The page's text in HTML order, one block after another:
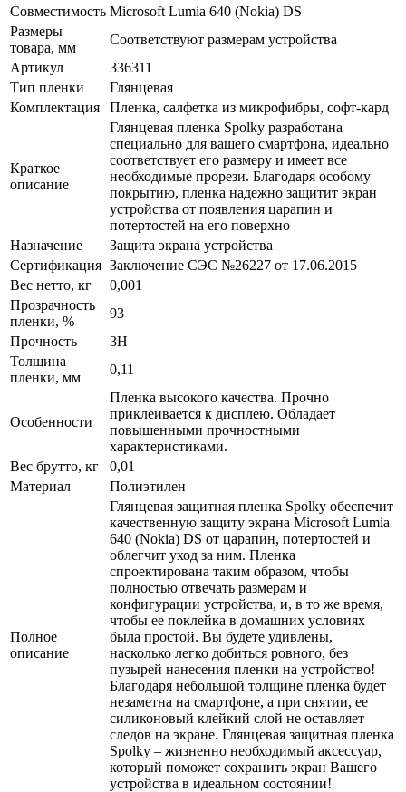
Совместимость Microsoft Lumia 640 (Nokia) DS
Размеры
товара, мм
Соответствуют размерам устройства
Артикул
336311
Тип пленки
Глянцевая
Комплектация
Пленка, салфетка из микрофибры, софт-кард
Краткое
описание
Глянцевая пленка Spolky разработана
специально для вашего смартфона, идеально
соответствует его размеру и имеет все
необходимые прорези. Благодаря особому
покрытию, пленка надежно защитит экран
устройства от появления царапин и
потертостей на его поверхно
Назначение
Защита экрана устройства
Сертификация Заключение СЭС №26227 от 17.06.2015
Вес нетто, кг
0,001
Прозрачность
пленки, %
93
Прочность
3H
Толщина
пленки, мм
0,11
Особенности
Пленка высокого качества. Прочно
приклеивается к дисплею. Обладает
повышенными прочностными
характеристиками.
Вес брутто, кг
0,01
Материал
Полиэтилен
Полное
описание
Глянцевая защитная пленка Spolky обеспечит
качественную защиту экрана Microsoft Lumia
640 (Nokia) DS от царапин, потертостей и
облегчит уход за ним. Пленка
спроектирована таким образом, чтобы
полностью отвечать размерам и
конфигурации устройства, и, в то же время,
чтобы ее поклейка в домашних условиях
была простой. Вы будете удивлены,
насколько легко добиться ровного, без
пузырей нанесения пленки на устройство!
Благодаря небольшой толщине пленка будет
незаметна на смартфоне, а при снятии, ее
силиконовый клейкий слой не оставляет
следов на экране. Глянцевая защитная пленка
Spolky – жизненно необходимый аксессуар,
который поможет сохранить экран Вашего
устройства в идеальном состоянии!